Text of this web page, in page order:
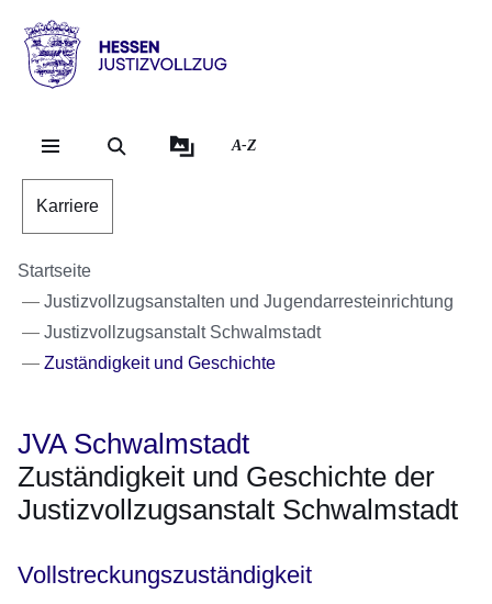
Hessen
Justizvollzug
A-Z
Karriere
Startseite
Justizvollzugsanstalten und Jugendarresteinrichtung
Justizvollzugsanstalt Schwalmstadt
Zuständigkeit und Geschichte
JVA Schwalmstadt
Zuständigkeit und Geschichte der
Justizvollzugsanstalt Schwalmstadt
Vollstreckungszuständigkeit